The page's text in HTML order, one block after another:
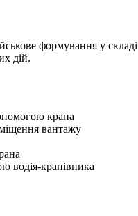
формування у
дій.
крана
вантажу
водія-кранівника